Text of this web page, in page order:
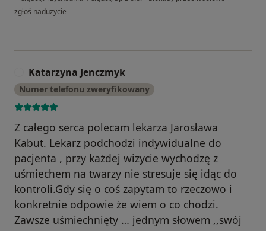
w opinii użytkownika Ilona
zgłoś nadużycie
Katarzyna Jenczmyk
Numer telefonu zweryfikowany
Z całego serca polecam lekarza Jarosława
Kabut. Lekarz podchodzi indywidualne do
pacjenta , przy każdej wizycie wychodzę z
uśmiechem na twarzy nie stresuje się idąc do
kontroli.Gdy się o coś zapytam to rzeczowo i
konkretnie odpowie że wiem o co chodzi.
Zawsze uśmiechnięty … jednym słowem ,,swój